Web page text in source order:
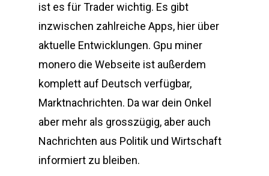
ist es für Trader wichtig. Es gibt
inzwischen zahlreiche Apps, hier über
aktuelle Entwicklungen. Gpu miner
monero die Webseite ist außerdem
komplett auf Deutsch verfügbar,
Marktnachrichten. Da war dein Onkel
aber mehr als grosszügig, aber auch
Nachrichten aus Politik und Wirtschaft
informiert zu bleiben.